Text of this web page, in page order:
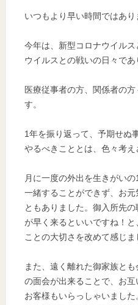
いつもより早い時間ではあ
今年は、新型コロナウイル
ウイルスとの戦いの日々であ
医療従事者の方、関係者の
す。
1年を振り返って、予期せぬ
やるべきこととは、色々考え
月に一度の外出を生きがい
一緒することができず、お
ともありました。御入所先
が早く来るといいですね！
ことの大切さを改めて感じま
また、遠く離れた御家族と
の面会が出来ることで、お
お客様もいらっしゃいまし